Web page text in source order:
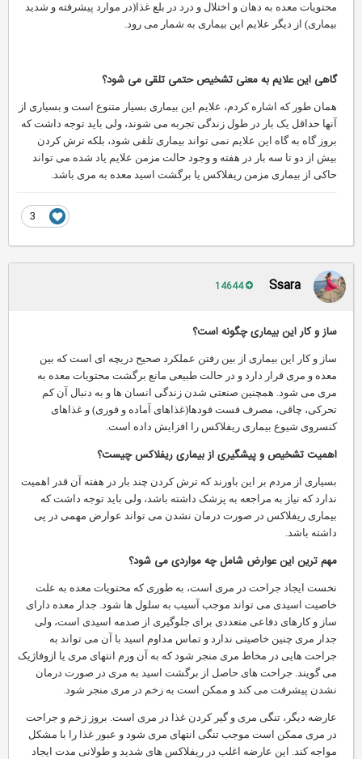
محتویات معده به دهان و اختلال و درد در بلع غذا(در موارد پیشرفته و شدید
بیماری) از دیگر علایم این بیماری به شمار می رود.
گاهی این علایم به معنی تشخیص حتمی تلقی می شود؟
همان طور که اشاره کردم، علایم این بیماری بسیار متنوع است و بسیاری از
آنها حداقل یک بار در طول زندگی تجربه می شوند، ولی باید توجه داشت که
بروز گاه به گاه این علایم نمی تواند بیماری تلقی شود، بلکه ترش کردن
بیش از دو تا سه بار در هفته و وجود حالت مزمن علایم یاد شده می تواند
حاکی از بیماری مزمن ریفلاکس یا برگشت اسید معده به مری باشد.
Ssara
ساز و کار این بیماری چگونه است؟
ساز و کار این بیماری از بین رفتن عملکرد صحیح دریچه ای است که بین
معده و مری قرار دارد و در حالت طبیعی مانع برگشت محتویات معده به
مری می شود. همچنین صنعتی شدن زندگی انسان ها و به دنبال آن کم
تحرکی، چاقی، مصرف فست فودها(غذاهای آماده و فوری) و غذاهای
کنسروی شیوع بیماری ریفلاکس را افزایش داده است.
اهمیت تشخیص و پیشگیری از بیماری ریفلاکس چیست؟
بسیاری از مردم بر این باورند که ترش کردن چند بار در هفته آن قدر اهمیت
ندارد که نیاز به مراجعه به پزشک داشته باشد، ولی باید توجه داشت که
بیماری ریفلاکس در صورت درمان نشدن می تواند عوارض مهمی در پی
داشته باشد.
مهم ترین این عوارض شامل چه مواردی می شود؟
نخست ایجاد جراحت در مری است، به طوری که محتویات معده به علت
خاصیت اسیدی می تواند موجب آسیب به سلول ها شود. جدار معده دارای
ساز و کارهای دفاعی متعددی برای جلوگیری از صدمه اسیدی است، ولی
جدار مری چنین خاصیتی ندارد و تماس مداوم اسید با آن می تواند به
جراحت هایی در مخاط مری منجر شود که به آن ورم انتهای مری یا ازوفاژیک
می گویند. جراحت های حاصل از برگشت اسید به مری در صورت درمان
نشدن پیشرفت می کند و ممکن است به زخم در مری منجر شود.
عارضه دیگر، تنگی مری و گیر کردن غذا در مری است. بروز زخم و جراحت
در مری ممکن است موجب تنگی انتهای مری شود و عبور غذا را با مشکل
مواجه کند. این عارضه اغلب در ریفلاکس های شدید و طولانی مدت ایجاد